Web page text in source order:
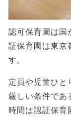
認可保育園は国
証保育園は東京
す。
定員や児童ひと
厳しい条件であ
時間は認証保育